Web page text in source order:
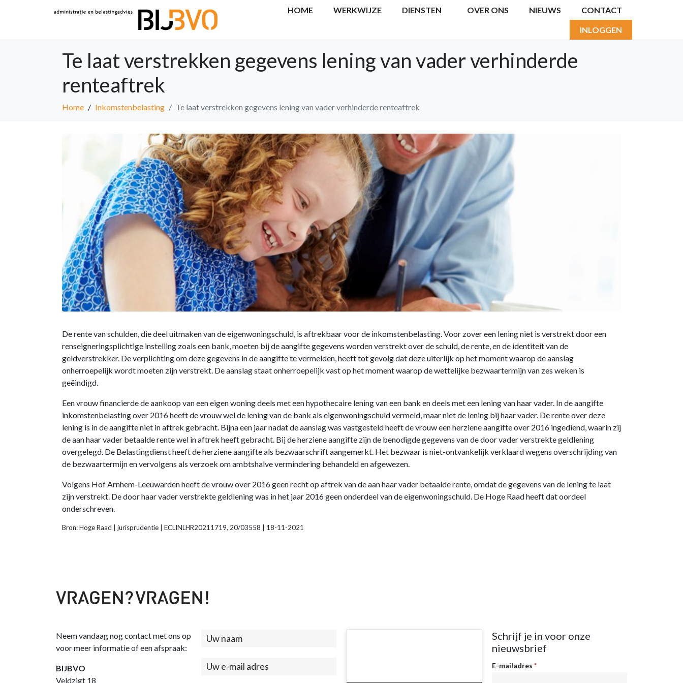
HOME WERKWIJZE DIENSTEN OVER ONS NIEUWS CONTACT
INLOGGEN
Te laat verstrekken gegevens lening van vader verhinderde
renteaftrek
Home Inkomstenbelasting Te laat verstrekken gegevens lening van vader verhinderde renteaftrek
De rente van schulden, die deel uitmaken van de eigenwoningschuld, is aftrekbaar voor de inkomstenbelasting. Voor zover een lening niet is verstrekt door een
renseigneringsplichtige instelling zoals een bank, moeten bij de aangifte gegevens worden verstrekt over de schuld, de rente, en de identiteit van de
geldverstrekker. De verplichting om deze gegevens in de aangifte te vermelden, heeft tot gevolg dat deze uiterlijk op het moment waarop de aanslag
onherroepelijk wordt moeten zijn verstrekt. De aanslag staat onherroepelijk vast op het moment waarop de wettelijke bezwaartermijn van zes weken is
geëindigd.
Een vrouw financierde de aankoop van een eigen woning deels met een hypothecaire lening van een bank en deels met een lening van haar vader. In de aangifte
inkomstenbelasting over 2016 heeft de vrouw wel de lening van de bank als eigenwoningschuld vermeld, maar niet de lening bij haar vader. De rente over deze
lening is in de aangifte niet in aftrek gebracht. Bijna een jaar nadat de aanslag was vastgesteld heeft de vrouw een herziene aangifte over 2016 ingediend, waarin zij
de aan haar vader betaalde rente wel in aftrek heeft gebracht. Bij de herziene aangifte zijn de benodigde gegevens van de door vader verstrekte geldlening
overgelegd. De Belastingdienst heeft de herziene aangifte als bezwaarschrift aangemerkt. Het bezwaar is niet-ontvankelijk verklaard wegens overschrijding van
de bezwaartermijn en vervolgens als verzoek om ambtshalve vermindering behandeld en afgewezen.
Volgens Hof Arnhem-Leeuwarden heeft de vrouw over 2016 geen recht op aftrek van de aan haar vader betaalde rente, omdat de gegevens van de lening te laat
zijn verstrekt. De door haar vader verstrekte geldlening was in het jaar 2016 geen onderdeel van de eigenwoningschuld. De Hoge Raad heeft dat oordeel
onderschreven.
Bron: Hoge Raad | jurisprudentie | ECLINLHR20211719, 20/03558 | 18-11-2021
Neem vandaag nog contact met ons op
voor meer informatie of een afspraak:
BIJBVO
Veldzigt 18
Contact
Schrijf je in voor onze
nieuwsbrief
Nieuwsbrief
E-mailadres *